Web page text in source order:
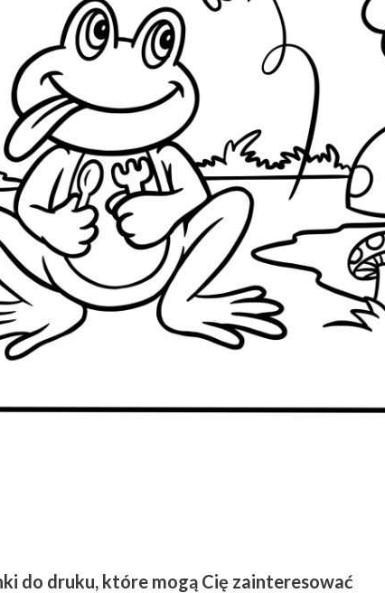
do druku, które mogą Cię zainteresować